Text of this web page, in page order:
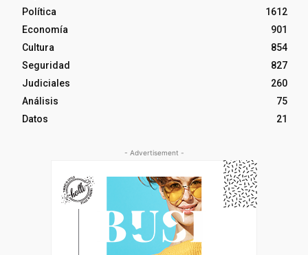
Política
1612
Economía
901
Cultura
854
Seguridad
827
Judiciales
260
Análisis
75
Datos
21
- Advertisement -